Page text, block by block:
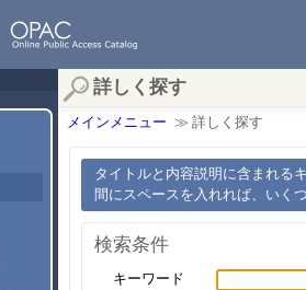
詳しく探す
メインメニュー ≫ 詳しく探す
タイトルと内容説明に含まれる
間にスペースを入れれば、いく
検索条件
キーワード